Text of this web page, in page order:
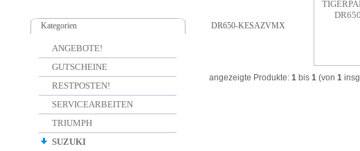
Kategorien
ANGEBOTE!
GUTSCHEINE
RESTPOSTEN!
SERVICEARBEITEN
TRIUMPH
SUZUKI
DR650-KESAZVMX
angezeigte Produkte: 1 bis 1 (von 1